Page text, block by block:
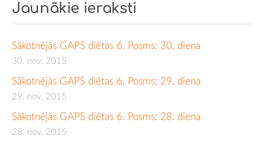
Jaunākie ieraksti
Sākotnējās GAPS diētas 6. Posms: 30. diena
30. nov. 2015
Sākotnējās GAPS diētas 6. Posms: 29. diena
29. nov. 2015
Sākotnējās GAPS diētas 6. Posms: 28. diena
28. nov. 2015